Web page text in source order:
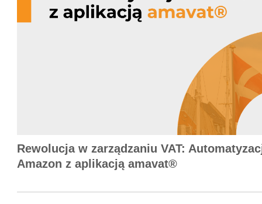
Rewolucja w zarządzaniu VAT:
Amazon z aplikacją amavat®